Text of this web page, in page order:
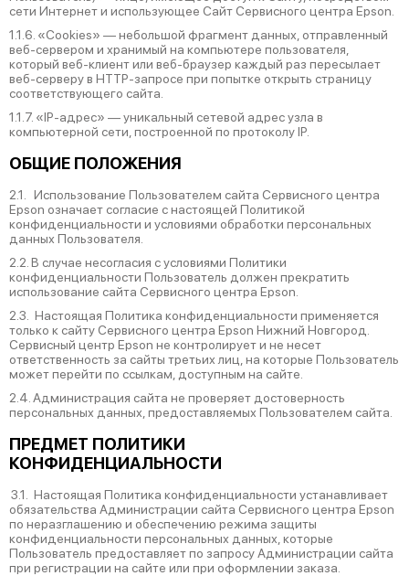
сети Интернет и использующее Сайт Сервисного центра Epson.
1.1.6. «Cookies» — небольшой фрагмент данных, отправленный
веб-сервером и хранимый на компьютере пользователя,
который веб-клиент или веб-браузер каждый раз пересылает
веб-серверу в HTTP-запросе при попытке открыть страницу
соответствующего сайта.
1.1.7. «IP-адрес» — уникальный сетевой адрес узла в
компьютерной сети, построенной по протоколу IP.
ОБЩИЕ ПОЛОЖЕНИЯ
2.1. Использование Пользователем сайта Сервисного центра
Epson означает согласие с настоящей Политикой
конфиденциальности и условиями обработки персональных
данных Пользователя.
2.2. В случае несогласия с условиями Политики
конфиденциальности Пользователь должен прекратить
использование сайта Сервисного центра Epson.
2.3. Настоящая Политика конфиденциальности применяется
только к сайту Сервисного центра Epson Нижний Новгород.
Сервисный центр Epson не контролирует и не несет
ответственность за сайты третьих лиц, на которые Пользователь
может перейти по ссылкам, доступным на сайте.
2.4. Администрация сайта не проверяет достоверность
персональных данных, предоставляемых Пользователем сайта.
ПРЕДМЕТ ПОЛИТИКИ
КОНФИДЕНЦИАЛЬНОСТИ
3.1. Настоящая Политика конфиденциальности устанавливает
обязательства Администрации сайта Сервисного центра Epson
по неразглашению и обеспечению режима защиты
конфиденциальности персональных данных, которые
Пользователь предоставляет по запросу Администрации сайта
при регистрации на сайте или при оформлении заказа.